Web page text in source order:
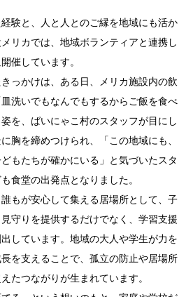
験と、人と人とのご縁を地域にも活か
リカでは、地域ボランティアと連携し
催しています。
っかけは、ある日、メリカ施設内の飲
洗いでもなんでもするからご飯を食べ
を、ばいにゃこ村のスタッフが目にし
胸を締めつけられ、「この地域にも、
もたちが確かにいる」と気づいたスタ
食堂の出発点となりました。
もが安心して集える居場所として、子
守りを提供するだけでなく、学習支援
しています。地域の大人や学生が力を
を支えることで、孤立の防止や居場所
たつながりが生まれています。